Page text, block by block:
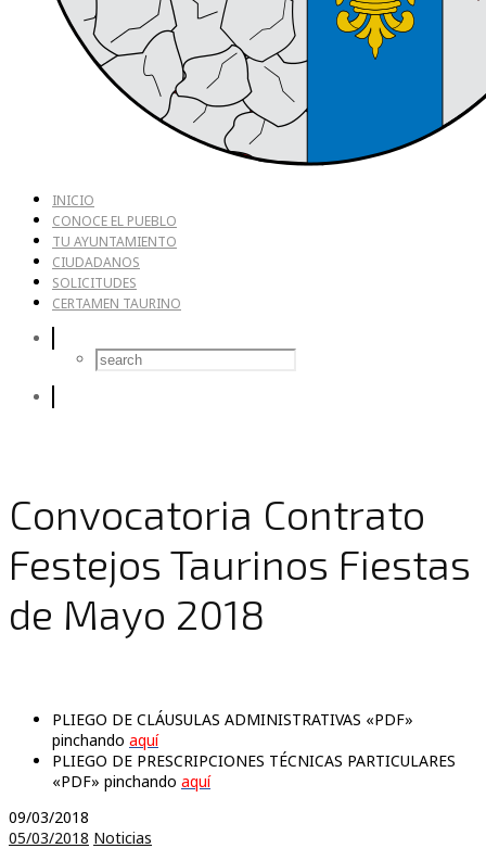
INICIO
CONOCE EL PUEBLO
TU AYUNTAMIENTO
CIUDADANOS
SOLICITUDES
CERTAMEN TAURINO
Convocatoria Contrato
Festejos Taurinos Fiestas
de Mayo 2018
PLIEGO DE CLÁUSULAS ADMINISTRATIVAS «PDF»
pinchando aquí
PLIEGO DE PRESCRIPCIONES TÉCNICAS PARTICULARES
«PDF» pinchando aquí
09/03/2018
05/03/2018 Noticias